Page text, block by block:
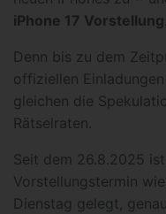
iPhone 17 Vorstellung
Denn bis zu dem
offiziellen
gleichen die
Rätselraten.
Seit dem 26.8.2025
Vorstellungstermin
Dienstag gelegt,